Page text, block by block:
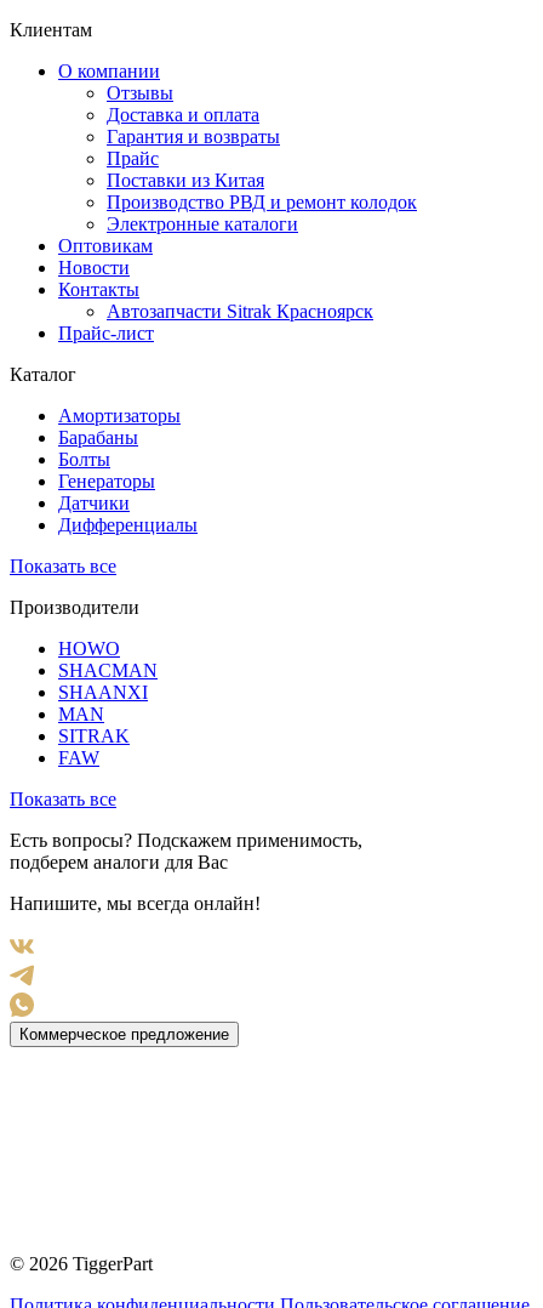
Клиентам
О компании
Отзывы
Доставка и оплата
Гарантия и возвраты
Прайс
Поставки из Китая
Производство РВД и ремонт колодок
Электронные каталоги
Оптовикам
Новости
Контакты
Автозапчасти Sitrak Красноярск
Прайс-лист
Каталог
Амортизаторы
Барабаны
Болты
Генераторы
Датчики
Дифференциалы
Показать все
Производители
HOWO
SHACMAN
SHAANXI
MAN
SITRAK
FAW
Показать все
Есть вопросы? Подскажем применимость,
подберем аналоги для Вас
Напишите, мы всегда онлайн!
Коммерческое предложение
© 2026 TiggerPart